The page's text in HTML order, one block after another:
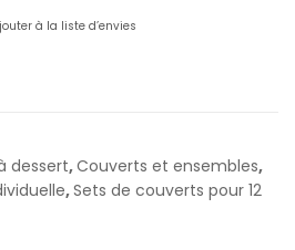
à la liste d’envies
dessert,Couverts et ensembles,
,Sets de couverts pour 12